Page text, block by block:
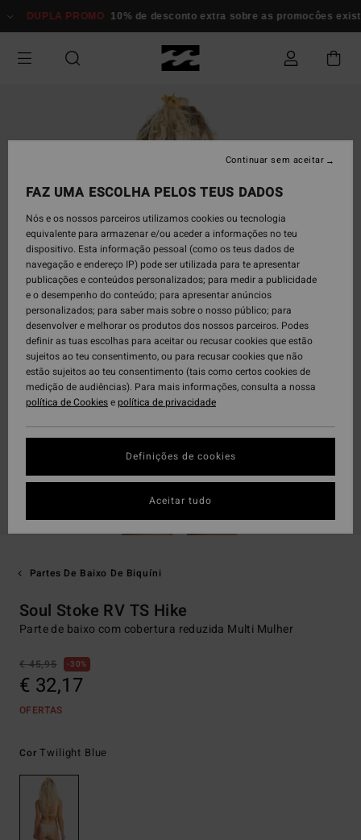
para
informação
DUPLA PROMO 10% de desconto extra sobre as promocôes
Partes De Baixo De Biquíni
Soul Stoke RV TS Hike
Parte de baixo com cobertura reduzida Multi Mulher
€ 45,95 30%
€ 32,17
OFERTAS
CorTwilight Blue
FAZ UMA ESCOLHA PELOS TEUS DADOS
Nós e os nossos parceiros utilizamos cookies ou tecnologia
equivalente para armazenar e/ou aceder a informações no teu
dispositivo. Esta informação pessoal (como os teus dados de
navegação e endereço IP) pode ser utilizada para te apresentar
publicações e conteúdos personalizados; para medir a publicidade
e o desempenho do conteúdo; para apresentar anúncios
personalizados; para saber mais sobre o nosso público; para
desenvolver e melhorar os produtos dos nossos parceiros. Podes
definir as tuas escolhas para aceitar ou recusar cookies que estão
sujeitos ao teu consentimento, ou para recusar cookies que não
estão sujeitos ao teu consentimento (tais como certos cookies de
medição de audiências). Para mais informações, consulta a nossa
política de Cookiesepolítica de privacidade
Definições de cookies
Continuar sem aceitar
Aceitar tudo